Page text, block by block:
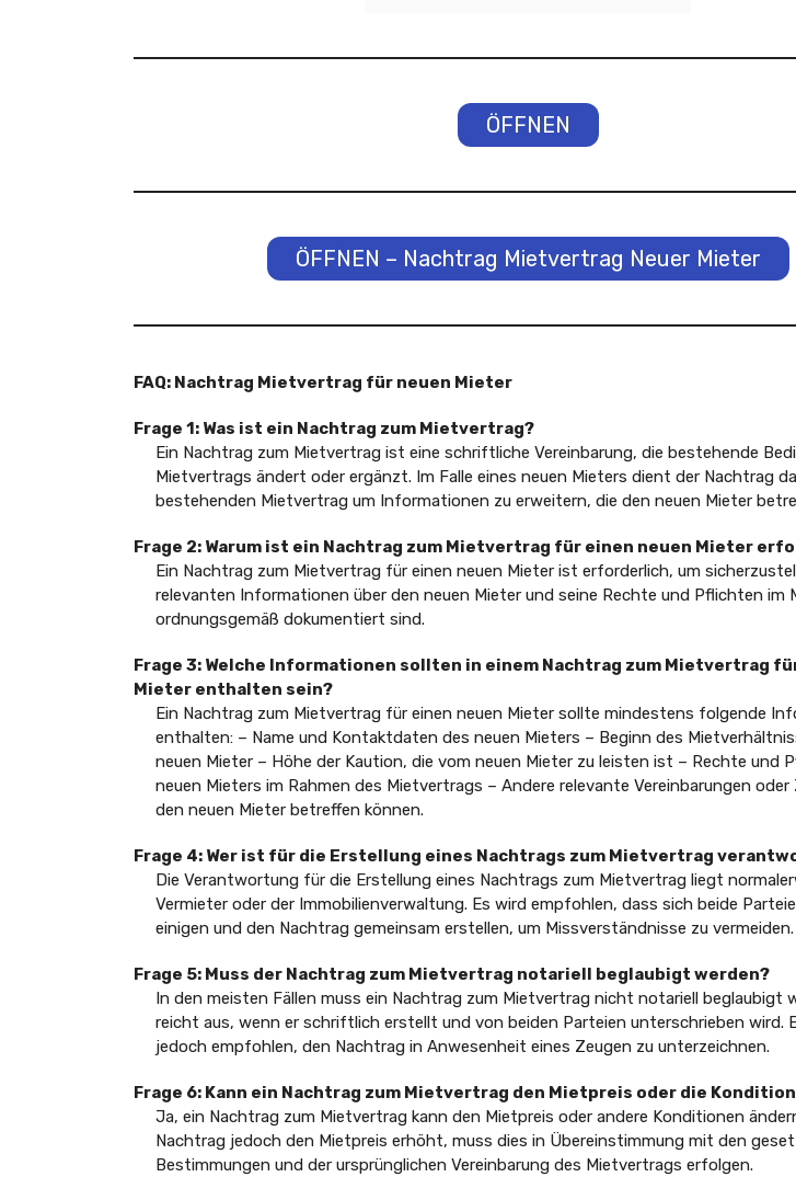
ÖFFNEN
ÖFFNEN – Nachtrag Mietvertrag Neuer Mieter
FAQ: Nachtrag Mietvertrag für neuen Mieter
Frage 1: Was ist ein Nachtrag zum Mietvertrag?
Ein Nachtrag zum Mietvertrag ist eine schriftliche Vereinbarung, die bestehende
Mietvertrags ändert oder ergänzt. Im Falle eines neuen Mieters dient der Nachtrag
bestehenden Mietvertrag um Informationen zu erweitern, die den neuen Mieter
Frage 2: Warum ist ein Nachtrag zum Mietvertrag für einen neuen Mieter
Ein Nachtrag zum Mietvertrag für einen neuen Mieter ist erforderlich, um
relevanten Informationen über den neuen Mieter und seine Rechte und Pflichten im
ordnungsgemäß dokumentiert sind.
Frage 3: Welche Informationen sollten in einem Nachtrag zum Mietvertrag
Mieter enthalten sein?
Ein Nachtrag zum Mietvertrag für einen neuen Mieter sollte mindestens folgende
enthalten: – Name und Kontaktdaten des neuen Mieters – Beginn des
neuen Mieter – Höhe der Kaution, die vom neuen Mieter zu leisten ist – Rechte und
neuen Mieters im Rahmen des Mietvertrags – Andere relevante Vereinbarungen oder
den neuen Mieter betreffen können.
Frage 4: Wer ist für die Erstellung eines Nachtrags zum Mietvertrag
Die Verantwortung für die Erstellung eines Nachtrags zum Mietvertrag liegt
Vermieter oder der Immobilienverwaltung. Es wird empfohlen, dass sich beide
einigen und den Nachtrag gemeinsam erstellen, um Missverständnisse zu vermeiden.
Frage 5: Muss der Nachtrag zum Mietvertrag notariell beglaubigt werden?
In den meisten Fällen muss ein Nachtrag zum Mietvertrag nicht notariell beglaubigt
reicht aus, wenn er schriftlich erstellt und von beiden Parteien unterschrieben wird.
jedoch empfohlen, den Nachtrag in Anwesenheit eines Zeugen zu unterzeichnen.
Frage 6: Kann ein Nachtrag zum Mietvertrag den Mietpreis oder die
Ja, ein Nachtrag zum Mietvertrag kann den Mietpreis oder andere Konditionen
Nachtrag jedoch den Mietpreis erhöht, muss dies in Übereinstimmung mit den
Bestimmungen und der ursprünglichen Vereinbarung des Mietvertrags erfolgen.